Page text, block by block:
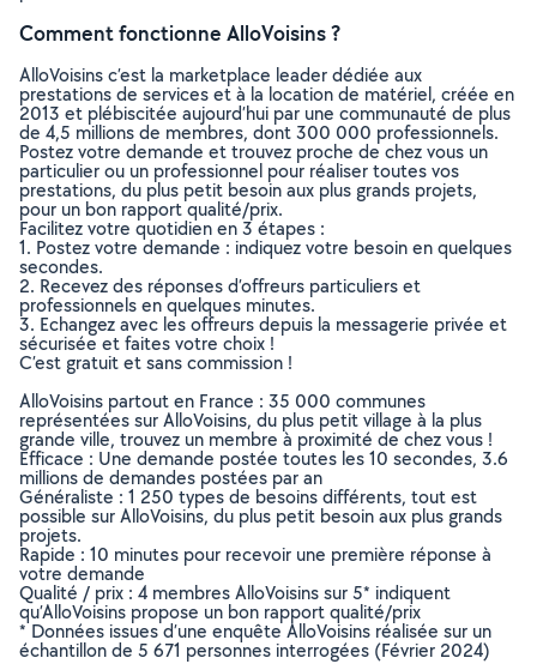
Comment fonctionne AlloVoisins ?
AlloVoisins c’est la marketplace leader dédiée aux
prestations de services et à la location de matériel, créée en
2013 et plébiscitée aujourd’hui par une communauté de plus
de 4,5 millions de membres, dont 300 000 professionnels.
Postez votre demande et trouvez proche de chez vous un
particulier ou un professionnel pour réaliser toutes vos
prestations, du plus petit besoin aux plus grands projets,
pour un bon rapport qualité/prix.
Facilitez votre quotidien en 3 étapes :
1. Postez votre demande : indiquez votre besoin en quelques
secondes.
2. Recevez des réponses d’offreurs particuliers et
professionnels en quelques minutes.
3. Echangez avec les offreurs depuis la messagerie privée et
sécurisée et faites votre choix !
C’est gratuit et sans commission !
AlloVoisins partout en France : 35 000 communes
représentées sur AlloVoisins, du plus petit village à la plus
grande ville, trouvez un membre à proximité de chez vous !
Efficace : Une demande postée toutes les 10 secondes, 3.6
millions de demandes postées par an
Généraliste : 1 250 types de besoins différents, tout est
possible sur AlloVoisins, du plus petit besoin aux plus grands
projets.
Rapide : 10 minutes pour recevoir une première réponse à
votre demande
Qualité / prix : 4 membres AlloVoisins sur 5* indiquent
qu’AlloVoisins propose un bon rapport qualité/prix
* Données issues d’une enquête AlloVoisins réalisée sur un
échantillon de 5 671 personnes interrogées (Février 2024)